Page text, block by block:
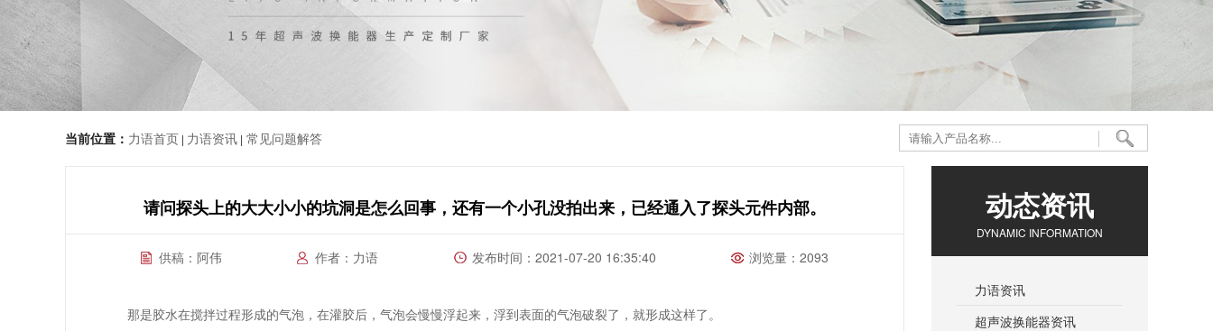
当前位置： 力语首页 | 力语资讯 | 常见问题解答
请问探头上的大大小小的坑洞是怎么回事，还有一个小孔没拍出来，已经通入了探头元件内部。
供稿：阿伟 作者：力语 发布时间：2021-07-20 16:35:40 浏览量：2093
那是胶水在搅拌过程形成的气泡，在灌胶后，气泡会慢慢浮起来，浮到表面的气泡破裂了，就形成这样了。
动态资讯
DYNAMIC INFORMATION
力语资讯
超声波换能器资讯